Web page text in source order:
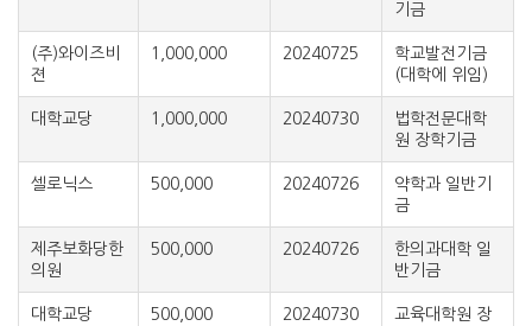
기금
(주)와이즈비
젼
1,000,000 20240725
학교발전기금
(대학에 위임)
대학교당 1,000,000 20240730
법학전문대학
원 장학기금
셀로닉스 500,000 20240726
약학과 일반기
금
제주보화당한
의원
500,000 20240726
한의과대학 일
반기금
대학교당 500,000 20240730
교육대학원 장